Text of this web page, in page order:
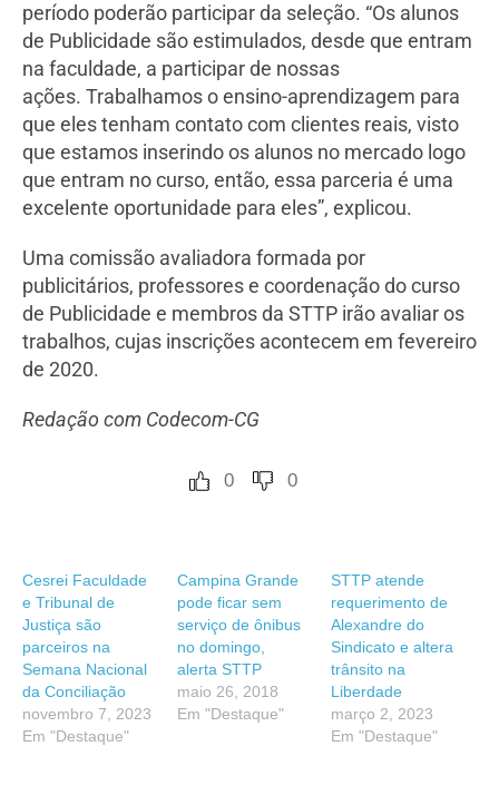
período poderão participar da seleção. “Os alunos
de Publicidade são estimulados, desde que entram
na faculdade, a participar de nossas
ações. Trabalhamos o ensino-aprendizagem para
que eles tenham contato com clientes reais, visto
que estamos inserindo os alunos no mercado logo
que entram no curso, então, essa parceria é uma
excelente oportunidade para eles”, explicou.
Uma comissão avaliadora formada por
publicitários, professores e coordenação do curso
de Publicidade e membros da STTP irão avaliar os
trabalhos, cujas inscrições acontecem em fevereiro
de 2020.
Redação com Codecom-CG
0 0
Cesrei Faculdade
e Tribunal de
Justiça são
parceiros na
Semana Nacional
da Conciliação
novembro 7, 2023
Em "Destaque"
Campina Grande
pode ficar sem
serviço de ônibus
no domingo,
alerta STTP
maio 26, 2018
Em "Destaque"
STTP atende
requerimento de
Alexandre do
Sindicato e altera
trânsito na
Liberdade
março 2, 2023
Em "Destaque"